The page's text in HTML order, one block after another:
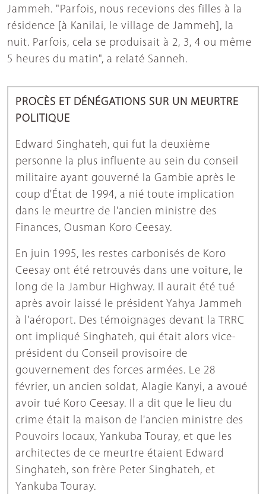
Jammeh. "Parfois, nous recevions des filles à la
résidence [à Kanilai, le village de Jammeh], la
nuit. Parfois, cela se produisait à 2, 3, 4 ou même
5 heures du matin", a relaté Sanneh.
PROCÈS ET DÉNÉGATIONS SUR UN MEURTRE
POLITIQUE
Edward Singhateh, qui fut la deuxième
personne la plus influente au sein du conseil
militaire ayant gouverné la Gambie après le
coup d'État de 1994, a nié toute implication
dans le meurtre de l'ancien ministre des
Finances, Ousman Koro Ceesay.
En juin 1995, les restes carbonisés de Koro
Ceesay ont été retrouvés dans une voiture, le
long de la Jambur Highway. Il aurait été tué
après avoir laissé le président Yahya Jammeh
à l'aéroport. Des témoignages devant la TRRC
ont impliqué Singhateh, qui était alors vice-
président du Conseil provisoire de
gouvernement des forces armées. Le 28
février, un ancien soldat, Alagie Kanyi, a avoué
avoir tué Koro Ceesay. Il a dit que le lieu du
crime était la maison de l'ancien ministre des
Pouvoirs locaux, Yankuba Touray, et que les
architectes de ce meurtre étaient Edward
Singhateh, son frère Peter Singhateh, et
Yankuba Touray.